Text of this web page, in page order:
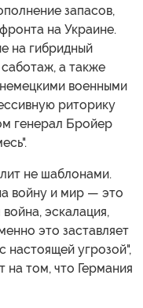
запасов,
на Украине.
на гибридный
а также
военными
риторику
генерал Бройер
не шаблонами.
войну и мир — это
эскалация,
это заставляет
настоящей угрозой",
том, что Германия